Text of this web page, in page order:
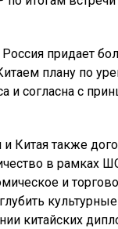
придает
плану по
и согласна с
Китая также
в рамках
и
китайских